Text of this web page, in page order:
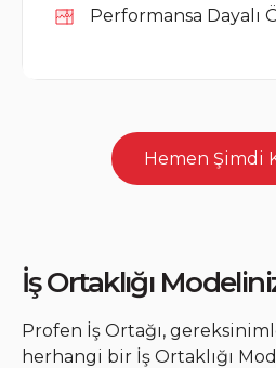
Performansa Dayalı
Hemen Şimdi
İş Ortaklığı
Profen İş Ortağı,
herhangi bir İş Ortaklığı